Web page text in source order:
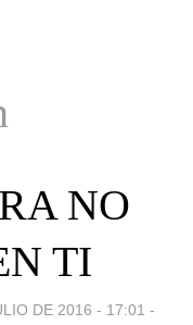
NO
TI
DE 2016 - 17:01 -